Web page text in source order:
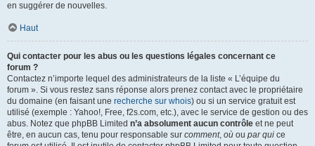
en suggérer de nouvelles.
Haut
Qui contacter pour les abus ou les questions légales concernant ce
forum ?
Contactez n’importe lequel des administrateurs de la liste « L’équipe du
forum ». Si vous restez sans réponse alors prenez contact avec le propriétaire
du domaine (en faisant une recherche sur whois) ou si un service gratuit est
utilisé (exemple : Yahoo!, Free, f2s.com, etc.), avec le service de gestion ou des
abus. Notez que phpBB Limited n’a absolument aucun contrôle et ne peut
être, en aucun cas, tenu pour responsable sur comment, où ou par qui ce